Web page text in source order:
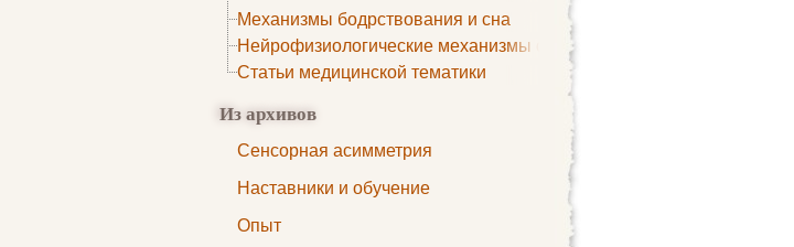
Механизмы бодрствования и сна
Нейрофизиологические механизмы сна
Статьи медицинской тематики
Из архивов
Сенсорная асимметрия
Наставники и обучение
Опыт